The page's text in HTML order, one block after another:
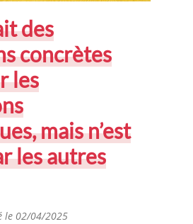
des
concrètes
les
mais n’est
les autres
le 02/04/2025